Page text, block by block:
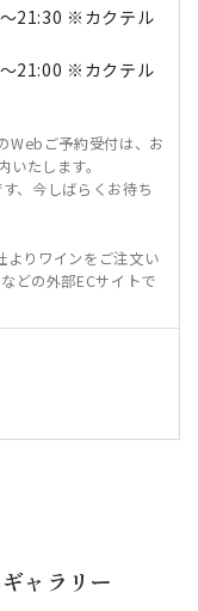
21:30 ※カクテル
21:00 ※カクテル
Webご予約受付は、お
たします。
、今しばらくお待ち
りワインをご注文い
どの外部ECサイトで
ャラリー